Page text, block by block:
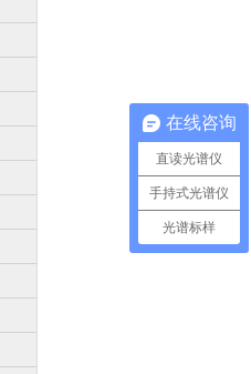
在线咨询
直读光谱仪
手持式光谱仪
光谱标样